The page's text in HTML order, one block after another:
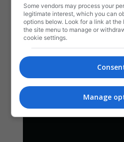
Some vendors may process your
legitimate interest, which you can
options below. Look for a link at the
the site menu to manage or
cookie settings.
Manage